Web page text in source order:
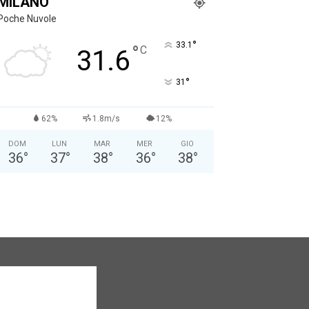
Nuvole
31.6°C 33.1 °
31 °
62% 1.8m/s 12%
DOM
36°
LUN
37°
MAR
38°
MER
36°
GIO
38°